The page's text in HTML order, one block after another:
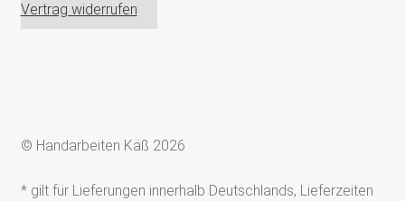
Vertrag widerrufen
© Handarbeiten Käß 2026
* gilt für Lieferungen innerhalb Deutschlands, Lieferzeiten